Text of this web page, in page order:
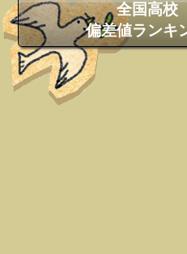
全国高校
偏差値ランキ